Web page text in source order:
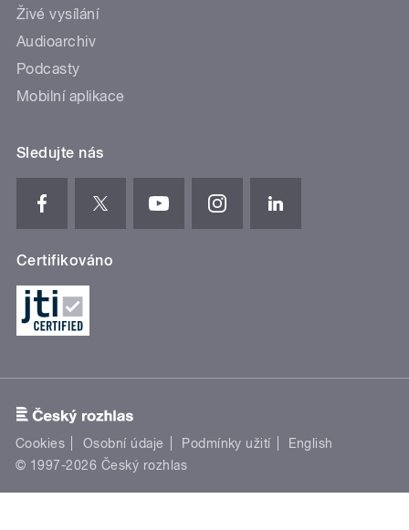
Živé vysílání
Audioarchiv
Podcasty
Mobilní aplikace
Sledujte nás
Certifikováno
Cookies Osobní údaje Podmínky užití
English
© 1997-2026 Český rozhlas